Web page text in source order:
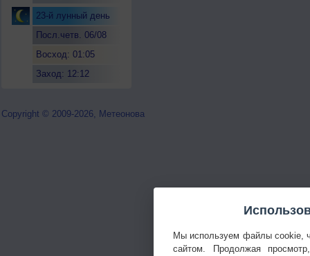
23-й лунный день
Посл.четв. 06/08
Восход: 01:05
Заход: 12:12
Copyright © 2009-2026, Метеонова
Мы используем файлы cookie,
сайтом. Продолжая